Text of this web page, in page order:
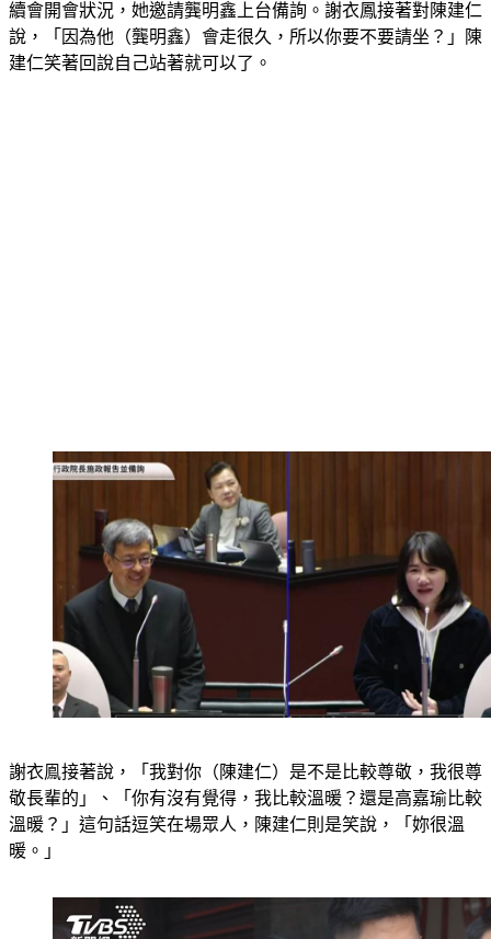
續會開會狀況，她邀請龔明鑫上台備詢。謝衣鳳接著對陳建仁
說，「因為他（龔明鑫）會走很久，所以你要不要請坐？」陳
建仁笑著回說自己站著就可以了。
謝衣鳯接著說，「我對你（陳建仁）是不是比較尊敬，我很尊
敬長輩的」、「你有沒有覺得，我比較溫暖？還是高嘉瑜比較
溫暖？」這句話逗笑在場眾人，陳建仁則是笑說，「妳很溫
暖。」